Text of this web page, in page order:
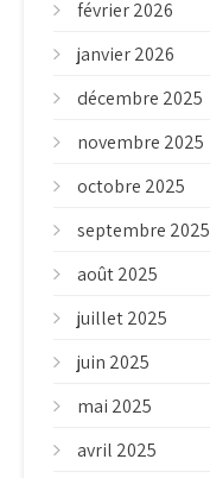
février 2026
janvier 2026
décembre 2025
novembre 2025
octobre 2025
septembre 2025
août 2025
juillet 2025
juin 2025
mai 2025
avril 2025